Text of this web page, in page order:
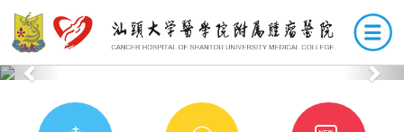
Previous